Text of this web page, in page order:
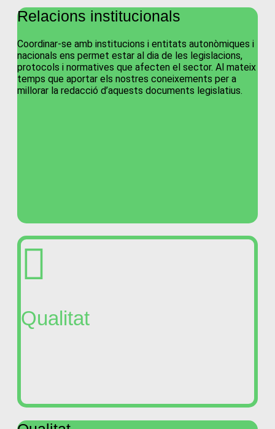
Relacions institucionals
Coordinar-se amb institucions i entitats autonòmiques i
nacionals ens permet estar al dia de les legislacions,
protocols i normatives que afecten el sector. Al mateix
temps que aportar els nostres coneixements per a
millorar la redacció d’aquests documents legislatius.
Qualitat